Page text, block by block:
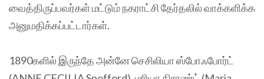
வைத்திருப்பவர்கள் மட்டும் நகராட்சி தேர்தலில் வாக்களிக்க
அனுமதிக்கப்பட்டார்கள்.
1890களில் இருந்தே அன்னே செசிலியா ஸ்போஃபோர்ட்